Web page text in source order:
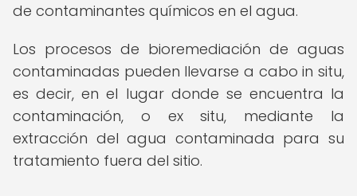
de contaminantes químicos en el agua.
Los procesos de bioremediación de aguas
contaminadas pueden llevarse a cabo in situ,
es decir, en el lugar donde se encuentra la
contaminación, o ex situ, mediante la
extracción del agua contaminada para su
tratamiento fuera del sitio.